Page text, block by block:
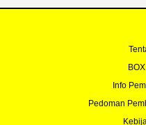
Info
Pedoman